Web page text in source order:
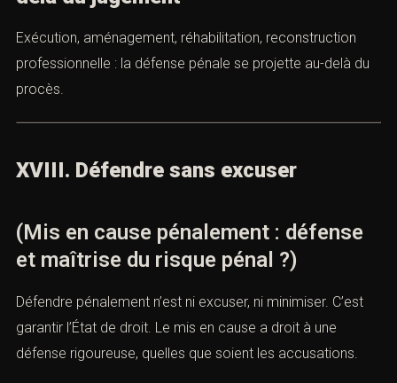
Exécution, aménagement, réhabilitation, reconstruction
professionnelle : la défense pénale se projette au-delà du
procès.
XVIII. Défendre sans excuser
(Mis en cause pénalement : défense
et maîtrise du risque pénal ?)
Défendre pénalement n’est ni excuser, ni minimiser. C’est
garantir l’État de droit. Le mis en cause a droit à une
défense rigoureuse, quelles que soient les accusations.